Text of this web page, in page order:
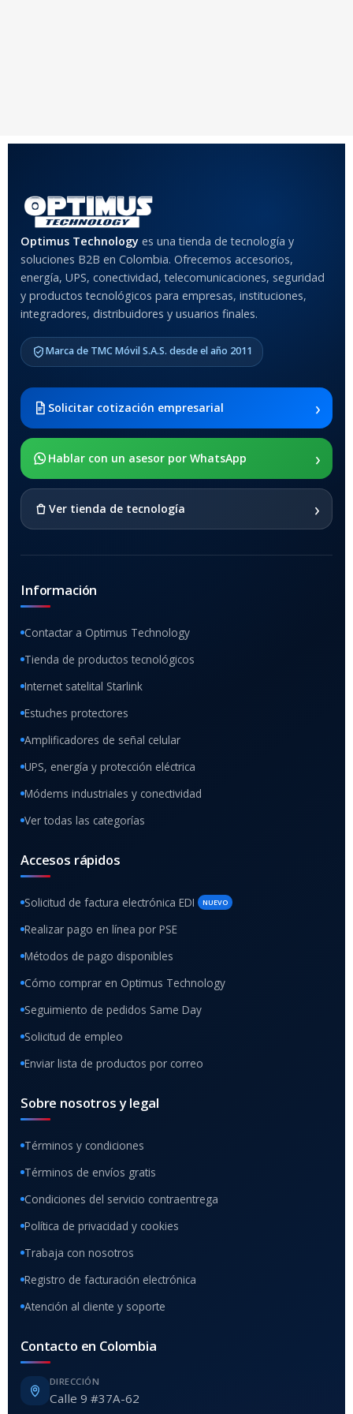
Optimus Technology es una tienda de tecnología y
soluciones B2B en Colombia. Ofrecemos accesorios,
energía, UPS, conectividad, telecomunicaciones, seguridad
y productos tecnológicos para empresas, instituciones,
integradores, distribuidores y usuarios finales.
Marca de TMC Móvil S.A.S. desde el año 2011
Solicitar cotización empresarial ›
Hablar con un asesor por WhatsApp ›
Ver tienda de tecnología ›
Información
Contactar a Optimus Technology
Tienda de productos tecnológicos
Internet satelital Starlink
Estuches protectores
Amplificadores de señal celular
UPS, energía y protección eléctrica
Módems industriales y conectividad
Ver todas las categorías
Accesos rápidos
Solicitud de factura electrónica EDI NUEVO
Realizar pago en línea por PSE
Métodos de pago disponibles
Cómo comprar en Optimus Technology
Seguimiento de pedidos Same Day
Solicitud de empleo
Enviar lista de productos por correo
Sobre nosotros y legal
Términos y condiciones
Términos de envíos gratis
Condiciones del servicio contraentrega
Política de privacidad y cookies
Trabaja con nosotros
Registro de facturación electrónica
Atención al cliente y soporte
Contacto en Colombia
DIRECCIÓN
Calle 9 #37A-62